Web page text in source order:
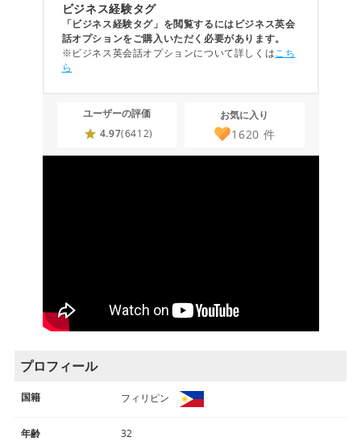
ビジネス経験タグ
「ビジネス経験タグ」を閲覧するにはビジネス英会
話オプションをご購入いただく必要があります。
※ビジネス英会話オプションについて詳しくはこち
ら
ユーザーの評価
4.97(6412)
お気に入り
1620 件
プロフィール
国籍 フィリピン
年齢 32